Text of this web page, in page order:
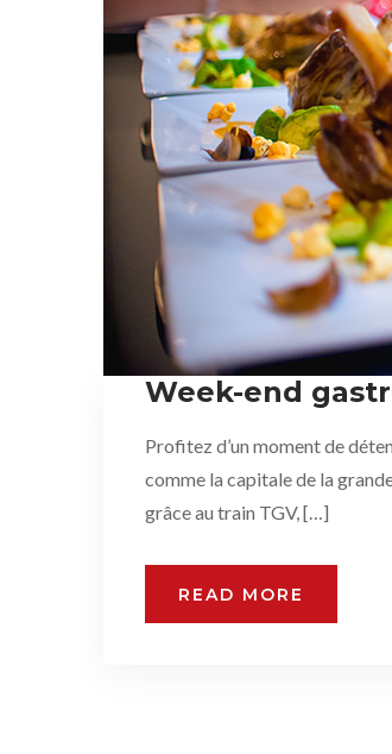
Week-end
Profitez d’un moment de
comme la capitale de la
grâce au train TGV, […]
READ MORE